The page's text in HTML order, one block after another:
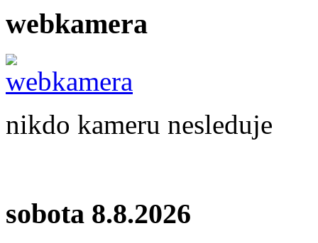
webkamera
nikdo kameru nesleduje
sobota 8.8.2026